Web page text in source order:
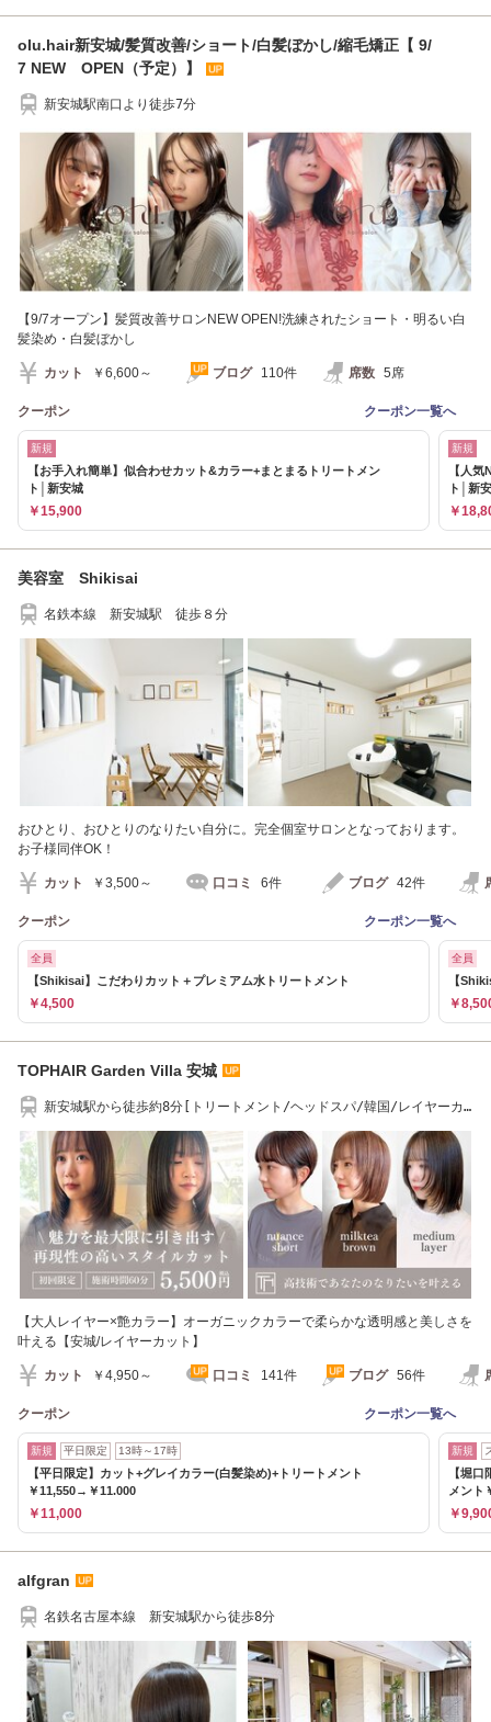
olu.hair新安城/髪質改善/ショート/白髪ぼかし/縮毛矯正【 9/
7 NEW OPEN（予定）】
新安城駅南口より徒歩7分
【9/7オープン】髪質改善サロンNEW OPEN!洗練されたショート・明るい白
髪染め・白髪ぼかし
カット ￥6,600～ ブログ 110件 席数 5席
クーポン クーポン一覧へ
新規
【お手入れ簡単】似合わせカット&カラー+まとまるトリートメン
ト│新安城
￥15,900
新規
【人
ト│新
￥
美容室 Shikisai
名鉄本線 新安城駅 徒歩８分
おひとり、おひとりのなりたい自分に。完全個室サロンとなっております。
お子様同伴OK！
カット ￥3,500～ 口コミ 6件 ブログ 42件
クーポン クーポン一覧へ
全員
【Shikisai】こだわりカット＋プレミアム水トリートメント
￥4,500
全員
【
￥
TOPHAIR Garden Villa 安城
新安城駅から徒歩約8分[トリートメント/ヘッドスパ/韓国/レイヤーカ
【大人レイヤー×艶カラー】オーガニックカラーで柔らかな透明感と美しさを
叶える【安城/レイヤーカット】
カット ￥4,950～ 口コミ 141件 ブログ 56件
クーポン クーポン一覧へ
新規 平日限定 13時～17時
【平日限定】カット+グレイカラー(白髪染め)+トリートメント
￥11,550→￥11.000
￥11,000
新規
【堀
メント
￥
alfgran
名鉄名古屋本線 新安城駅から徒歩8分